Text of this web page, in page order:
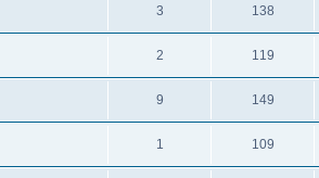
3 138
2 119
9 149
1 109